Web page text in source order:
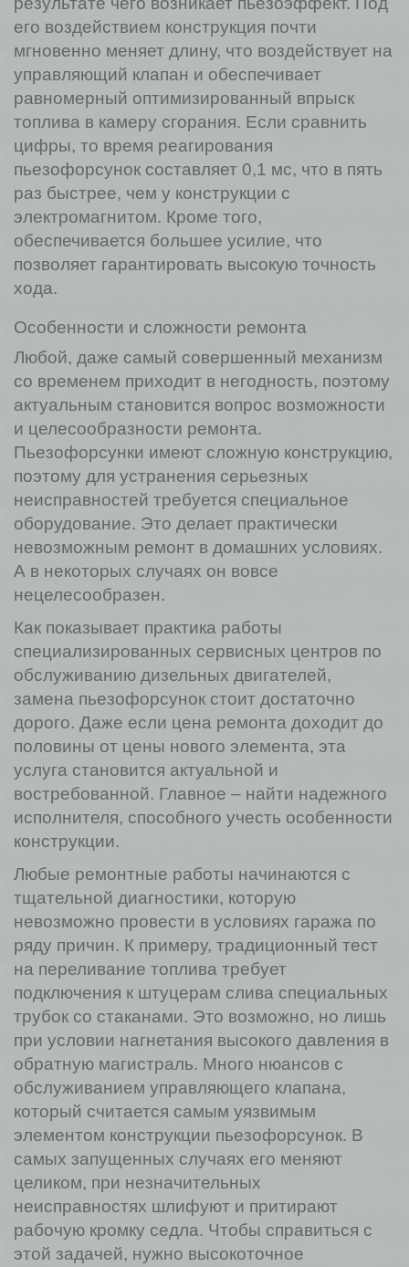
его воздействием конструкция почти
мгновенно меняет длину, что воздействует на
управляющий клапан и обеспечивает
равномерный оптимизированный впрыск
топлива в камеру сгорания. Если сравнить
цифры, то время реагирования
пьезофорсунок составляет 0,1 мс, что в пять
раз быстрее, чем у конструкции с
электромагнитом. Кроме того,
обеспечивается большее усилие, что
позволяет гарантировать высокую точность
хода.
Особенности и сложности ремонта
Любой, даже самый совершенный механизм
со временем приходит в негодность, поэтому
актуальным становится вопрос возможности
и целесообразности ремонта.
Пьезофорсунки имеют сложную конструкцию,
поэтому для устранения серьезных
неисправностей требуется специальное
оборудование. Это делает практически
невозможным ремонт в домашних условиях.
А в некоторых случаях он вовсе
нецелесообразен.
Как показывает практика работы
специализированных сервисных центров по
обслуживанию дизельных двигателей,
замена пьезофорсунок стоит достаточно
дорого. Даже если цена ремонта доходит до
половины от цены нового элемента, эта
услуга становится актуальной и
востребованной. Главное – найти надежного
исполнителя, способного учесть особенности
конструкции.
Любые ремонтные работы начинаются с
тщательной диагностики, которую
невозможно провести в условиях гаража по
ряду причин. К примеру, традиционный тест
на переливание топлива требует
подключения к штуцерам слива специальных
трубок со стаканами. Это возможно, но лишь
при условии нагнетания высокого давления в
обратную магистраль. Много нюансов с
обслуживанием управляющего клапана,
который считается самым уязвимым
элементом конструкции пьезофорсунок. В
самых запущенных случаях его меняют
целиком, при незначительных
неисправностях шлифуют и притирают
рабочую кромку седла. Чтобы справиться с
этой задачей, нужно высокоточное